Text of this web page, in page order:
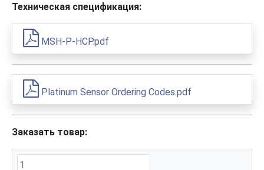
Техническая спецификация:
MSH-P-HCP.pdf
Platinum Sensor Ordering Codes.pdf
Заказать товар: